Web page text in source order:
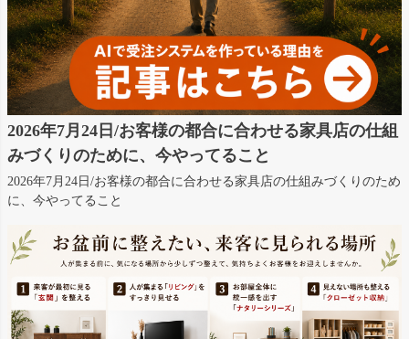
2026年7月24日/お客様の都合に合わせる家具店の仕組
みづくりのために、今やってること
2026年7月24日/お客様の都合に合わせる家具店の仕組みづくりのため
に、今やってること